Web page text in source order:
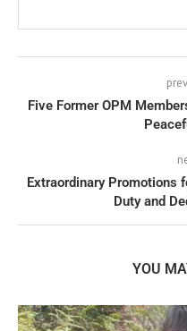
Five Former OPM
Extraordinary Promotions
Duty and
YOU